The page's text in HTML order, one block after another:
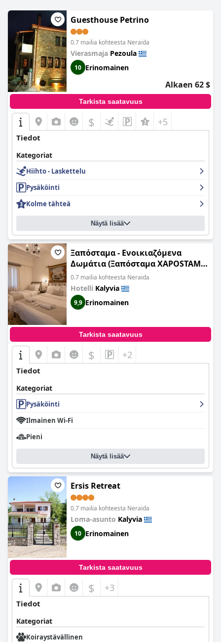
Guesthouse Petrino
0.7 mailia kohteesta Neraida
Vierasmaja Pezoula
10 Erinomainen
Alkaen 62 $
Tarkista saatavuus
$ +5
Tiedot
Kategoriat
Hiihto - Laskettelu
Pysäköinti
Kolme tähteä
Näytä lisää
Ξαπόσταμα - Ενοικιαζόμενα
Δωμάτια (Ξαπόσταμα XAPOSTAMA
- Ενοικιαζόμενα Δωμάτια)
0.7 mailia kohteesta Neraida
Hotelli Kalyvia
9,9 Erinomainen
Tarkista saatavuus
$ +2
Tiedot
Kategoriat
Pysäköinti
Ilmainen Wi-Fi
Pieni
Näytä lisää
Ersis Retreat
0.7 mailia kohteesta Neraida
Loma-asunto Kalyvia
10 Erinomainen
Tarkista saatavuus
$ +3
Tiedot
Kategoriat
Koiraystävällinen